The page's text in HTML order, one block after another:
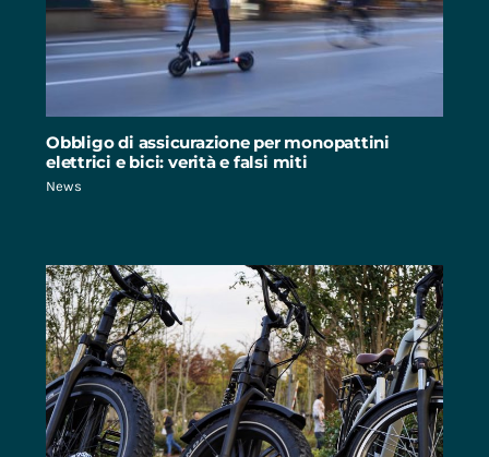
Obbligo di assicurazione per monopattini
elettrici e bici: verità e falsi miti
News